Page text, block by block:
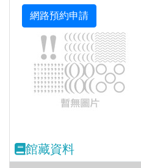
Previous
館藏資料